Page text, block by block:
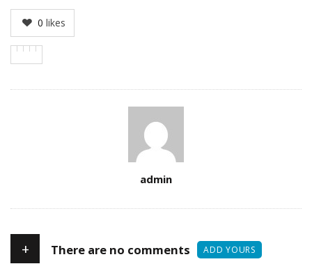
0 likes
admin
+ There are no comments ADD YOURS